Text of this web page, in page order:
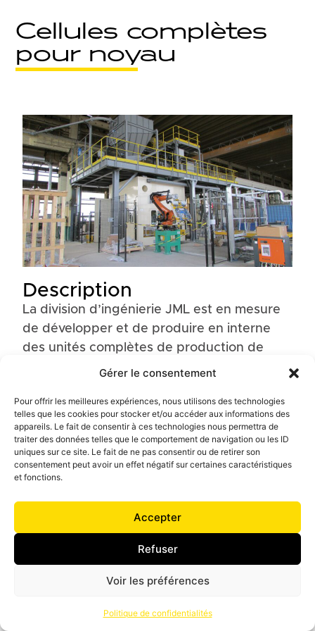
Gérer le consentement
Pour offrir les meilleures expériences, nous utilisons des technologies
telles que les cookies pour stocker et/ou accéder aux informations des
appareils. Le fait de consentir à ces technologies nous permettra de
traiter des données telles que le comportement de navigation ou les ID
uniques sur ce site. Le fait de ne pas consentir ou de retirer son
consentement peut avoir un effet négatif sur certaines caractéristiques
et fonctions.
Accepter
Refuser
Voir les préférences
Politique de confidentialités
Cellules complètes
pour noyau
Description
La division d’ingénierie JML est en mesure
de développer et de produire en interne
des unités complètes de production de
noyaux avec différentes capacités, depuis
du sable, en passant par le moulage des
noyaux, jusqu’à leur manipulation
automatique pour les phases finales sur le
chantier de moulage. L’ensemble du
processus est géré avec des systèmes de
supervision qui permettent le suivi correct
des différentes phases de travail.
Prise de noyau par le robot, ébavurage,
passage à la couche et étuvage.